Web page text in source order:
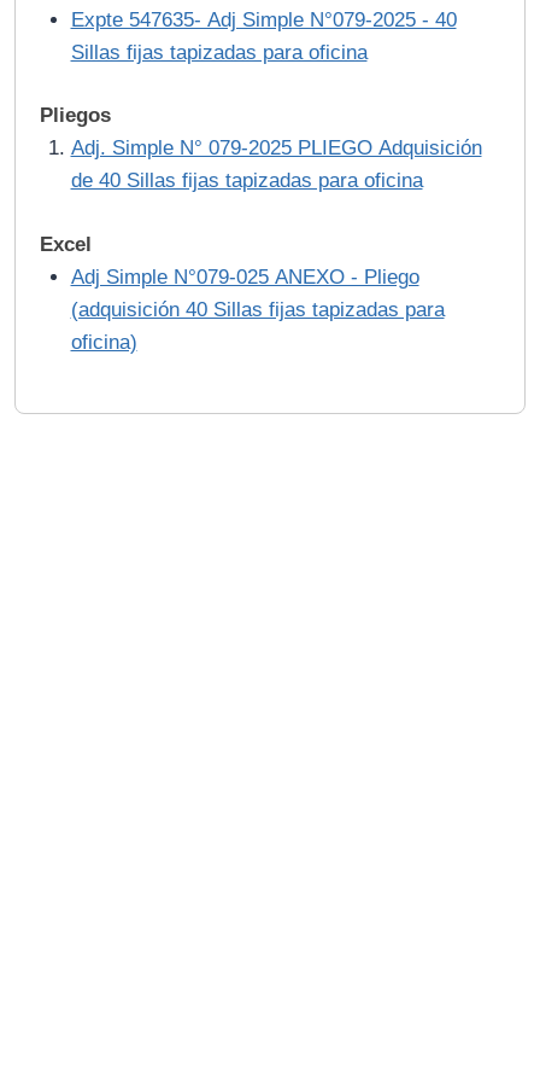
Expte 547635- Adj Simple N°079-2025 - 40
Sillas fijas tapizadas para oficina
Pliegos
Adj. Simple N° 079-2025 PLIEGO Adquisición
de 40 Sillas fijas tapizadas para oficina
Excel
Adj Simple N°079-025 ANEXO - Pliego
(adquisición 40 Sillas fijas tapizadas para
oficina)